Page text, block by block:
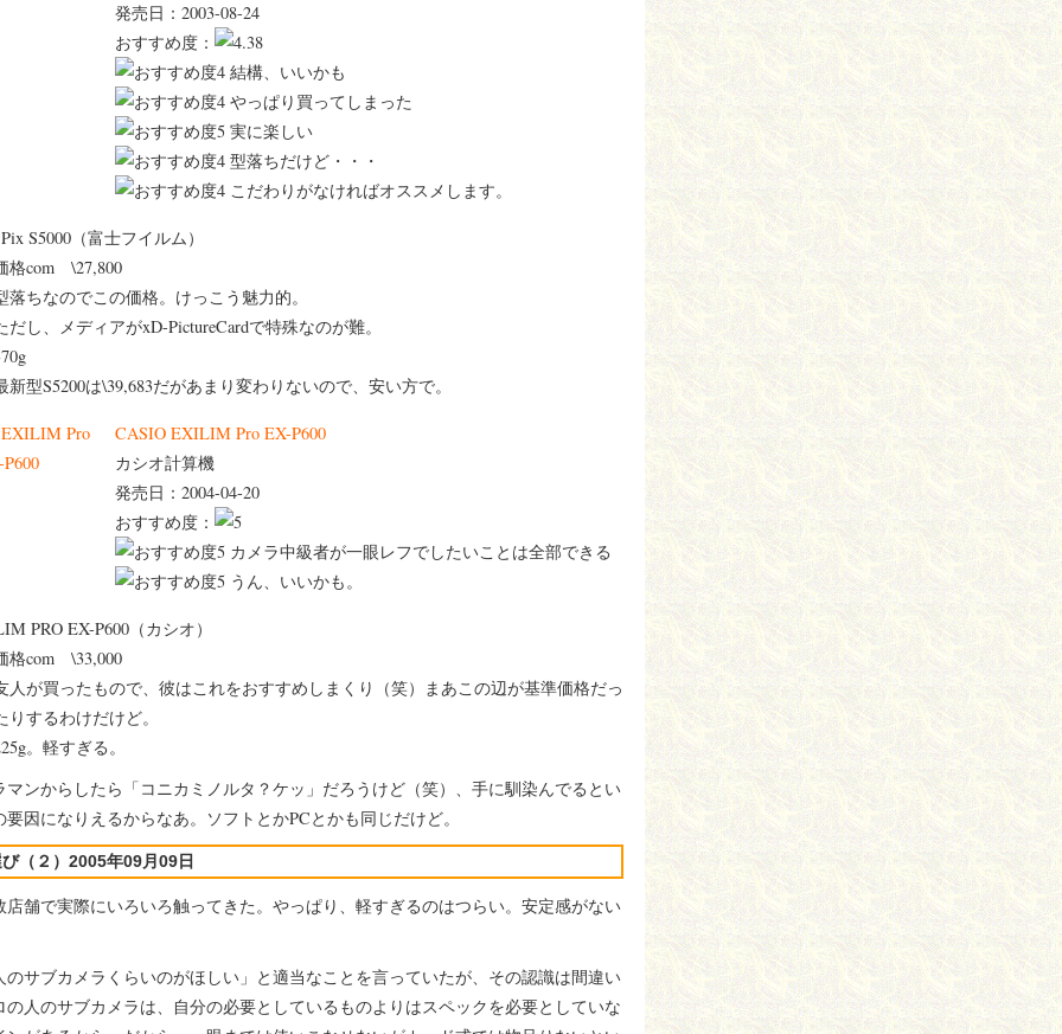
発売日：2003-08-24
おすすめ度：
結構、いいかも
やっぱり買ってしまった
実に楽しい
型落ちだけど・・・
こだわりがなければオススメします。
S5000（富士フイルム）
格com \27,800
落ちなのでこの価格。けっこう魅力的。
だし、メディアがxD-PictureCardで特殊なのが難。
新型S5200は\39,683だがあまり変わりないので、安い方で。
CASIO EXILIM Pro EX-P600
カシオ計算機
発売日：2004-04-20
おすすめ度：
カメラ中級者が一眼レフでしたいことは全部できる
うん、いいかも。
PRO EX-P600（カシオ）
格com \33,000
人が買ったもので、彼はこれをおすすめしまくり（笑）まあこの辺が基準価格だっ
りするわけだけど。
。軽すぎる。
ンからしたら「コニカミノルタ？ケッ」だろうけど（笑）、手に馴染んでるとい
因になりえるからなあ。ソフトとかPCとかも同じだけど。
（２）2005年09月09日
舗で実際にいろいろ触ってきた。やっぱり、軽すぎるのはつらい。安定感がない
サブカメラくらいのがほしい」と適当なことを言っていたが、その認識は間違い
の人のサブカメラは、自分の必要としているものよりはスペックを必要としていな